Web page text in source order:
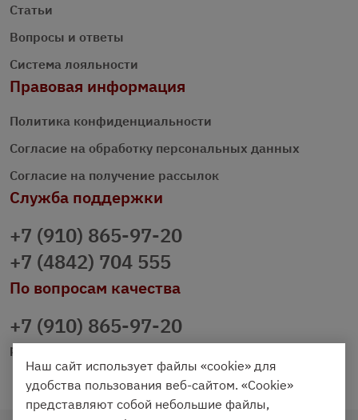
Статьи
Вопросы и ответы
Система лояльности
Правовая информация
Политика конфиденциальности
Согласие на обработку персональных данных
Согласие на получение рассылок
Служба поддержки
+7 (910) 865-97-20
+7 (4842) 704 555
По вопросам качества
+7 (910) 865-97-20
prazdnichniy40@palmi.ru
Наш сайт использует файлы «cookie» для
удобства пользования веб-сайтом. «Cookie»
представляют собой небольшие файлы,